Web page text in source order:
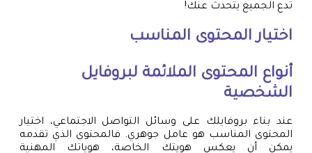
تدع الجميع يتحدث عنك!
اختيار المحتوى المناسب
أنواع المحتوى الملائمة لبروفايل
الشخصية
عند بناء بروفايلك على وسائل التواصل الاجتماعي، اختيار
المحتوى المناسب هو عامل جوهري. فالمحتوى الذي تقدمه
يمكن أن يعكس هويتك الخاصة، هوياتك المهنية